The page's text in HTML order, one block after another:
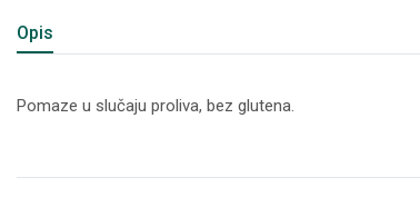
Opis
Pomaze u slučaju proliva, bez glutena.